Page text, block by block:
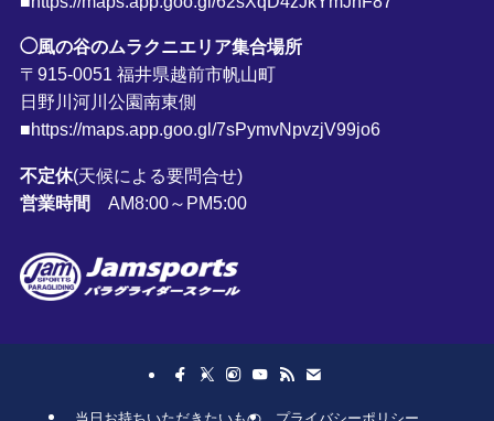
◯風の谷のムラクニエリア集合場所
〒915-0051 福井県越前市帆山町
日野川河川公園南東側
■https://maps.app.goo.gl/7sPymvNpvzjV99jo6
不定休(天候による要問合せ)
営業時間
AM8:00～PM5:00